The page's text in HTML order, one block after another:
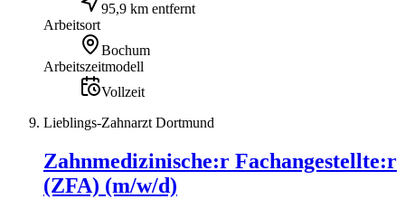
95,9 km entfernt
Arbeitsort
Bochum
Arbeitszeitmodell
Vollzeit
Lieblings-Zahnarzt Dortmund
Zahnmedizinische:r Fachangestellte:r
(ZFA) (m/w/d)